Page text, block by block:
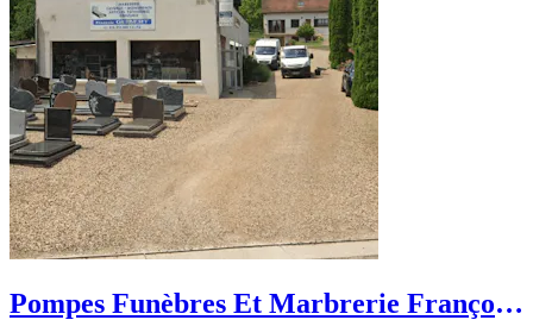
Pompes Funèbres Et Marbrerie François